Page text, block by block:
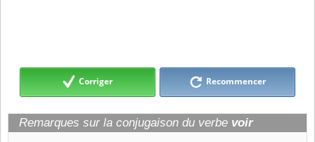
Corriger Recommencer
Remarques sur la conjugaison du verbe voir